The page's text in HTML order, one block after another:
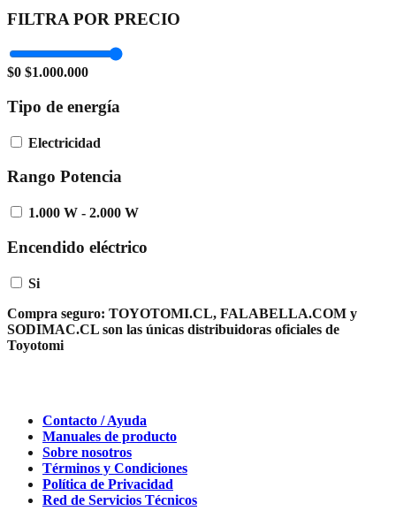
FILTRA POR PRECIO
$0 $1.000.000
Tipo de energía
Electricidad
Rango Potencia
1.000 W - 2.000 W
Encendido eléctrico
Si
Compra seguro: TOYOTOMI.CL, FALABELLA.COM y
SODIMAC.CL son las únicas distribuidoras oficiales de
Toyotomi
Contacto / Ayuda
Manuales de producto
Sobre nosotros
Términos y Condiciones
Política de Privacidad
Red de Servicios Técnicos